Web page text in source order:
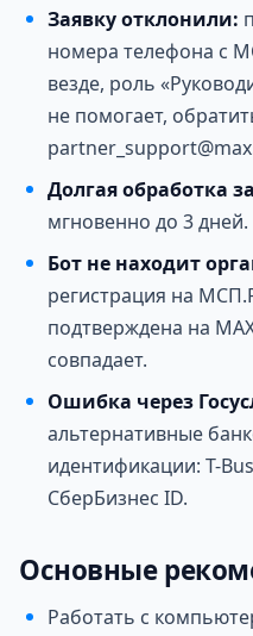
Заявку отклонили:
номера телефона с
везде, роль
не помогает,
Долгая обработка
мгновенно до 3 дней.
Бот не находит
регистрация на
подтверждена на
совпадает.
Ошибка через
альтернативные
идентификации: T-
СберБизнес ID.
Основные
Работать с